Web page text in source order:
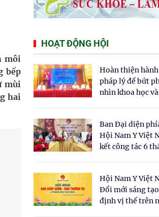
môi
bếp
mùi
hai
HOẠT ĐỘNG HỘI
Hoàn thiện
pháp lý để bứt
nhìn khoa học
cho Luật Y dược
truyền Việt
Ban Đại diện
Hội Nam Y Việt
kết công tác 6
Hội Nam Y Việt
Đổi mới sáng
định vị thế trên